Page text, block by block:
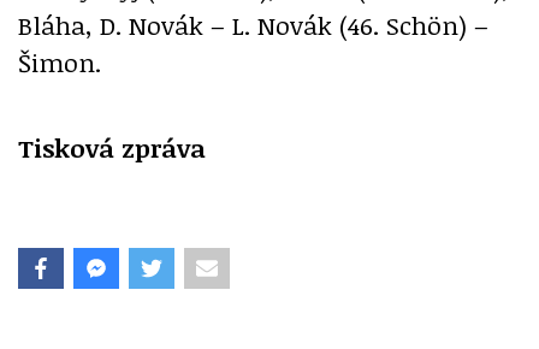
Bláha, D. Novák – L. Novák (46. Schön) –
Šimon.
Tisková zpráva